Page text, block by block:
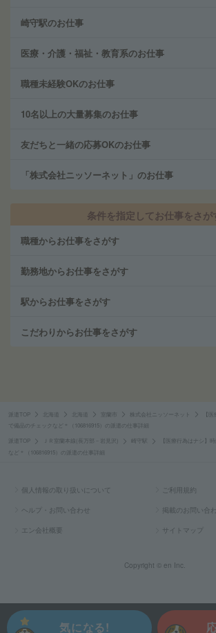
気になる!
崎守駅のお仕事
医療・介護・福祉・教育系のお仕事
職種未経験OKのお仕事
10名以上の大量募集のお仕事
友だちと一緒の応募OKのお仕事
「株式会社ニッソーネット」のお仕事
条件を指定してお仕事をさが
職種からお仕事をさがす
勤務地からお仕事をさがす
駅からお仕事をさがす
こだわりからお仕事をさがす
派遣TOP 北海道 北海道 室蘭市 株式会社ニッソーネット
【
で備品のチェックなど＊（106816915）の派遣の仕事詳細
派遣TOP ＪＲ室蘭本線(長万部－岩見沢) 崎守駅
【医療行為はナシ】
など＊（106816915）の派遣の仕事詳細
個人情報の取り扱いについて ご利用規約
ヘルプ・お問い合わせ 掲載のお問い合
エン会社概要 サイトマップ
Copyright © en Inc.